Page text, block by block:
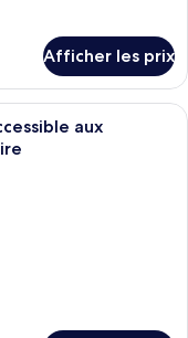
Afficher les prix
d’hôtel avec un
aux